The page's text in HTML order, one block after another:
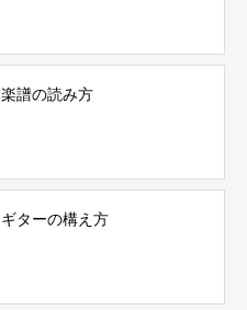
楽譜の読み方
ギターの構え方